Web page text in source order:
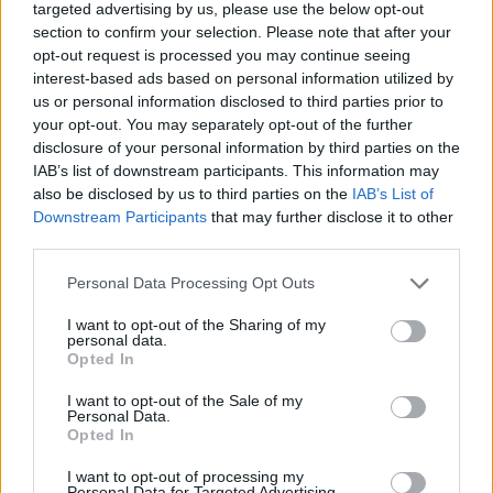
targeted advertising by us, please use the below opt-out
section to confirm your selection. Please note that after your
opt-out request is processed you may continue seeing
interest-based ads based on personal information utilized by
us or personal information disclosed to third parties prior to
your opt-out. You may separately opt-out of the further
disclosure of your personal information by third parties on the
IAB’s list of downstream participants. This information may
also be disclosed by us to third parties on the IAB’s List of
Downstream Participants that may further disclose it to other
Please note that this website/app uses one or more Google
not limited to your visit or usage behaviour. You may click to
grant or deny consent to Google and its third-party tags to
use your data for below specified purposes in below Google
consent section.
Personal Data Processing Opt Outs
I want to opt-out of the Sharing of my
personal data.
Opted In
I want to opt-out of the Sale of my
Personal Data.
Opted In
I want to opt-out of processing my
Joan Rater és Tony Phelan (a Grace Klinika c.
sorozatból) írják a sorozatot, és ők lesznek a
showrunnerek. A forgatás idén nyáron
kezdődik.
Liev Schreiber édesanyja egyébként ukrajnai
származású zsidó, Schreiber ezekben a
napokban éppen a lengyel-ukrán határon
tartózkodik, ahol önkéntesként segít a
menekültek ellátásában.